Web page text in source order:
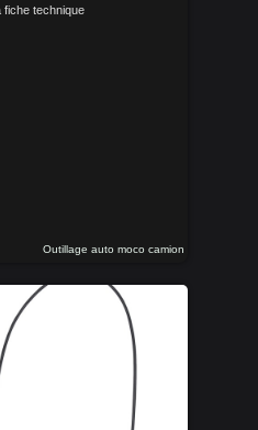
fiche technique
Outillage auto moco camion